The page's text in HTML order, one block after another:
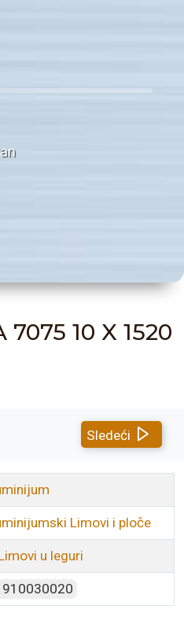
7075 10 X 1520
Sledeći
Limovi i ploče
u leguri